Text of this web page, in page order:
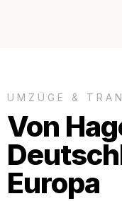
UMZÜGE &
Von
Europa